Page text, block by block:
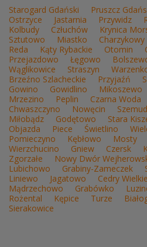
Starogard Gdański Pruszcz
Ostrzyce
Jastarnia Przywidz
Kolbudy
Człuchów Krynica
Sztutowo
Miastko Charzykowy
Reda
Kąty Rybackie Otomin
Przejazdowo
Łęgowo
Wąglikowice
Straszyn
Brzeźno Szlacheckie
Przyjaźń
Gowino
Gowidlino Mikoszewo
Mrzezino
Peplin Czarna Woda
Chwaszczyno
Nowęcin Szemud
Miłobądz
Godętowo Stara
Objazda
Piece Świetlino
Pomieczyno
Kębłowo Mosty
Wierzchucino
Gniew Czersk
Zgorzałe
Nowy Dwór
Lubichowo
Grabiny-Zameczek
Liniewo
Jagatowo Cedry Wielkie
Mądrzechowo
Grabówko
Rożental
Kępice Turze
Sierakowice